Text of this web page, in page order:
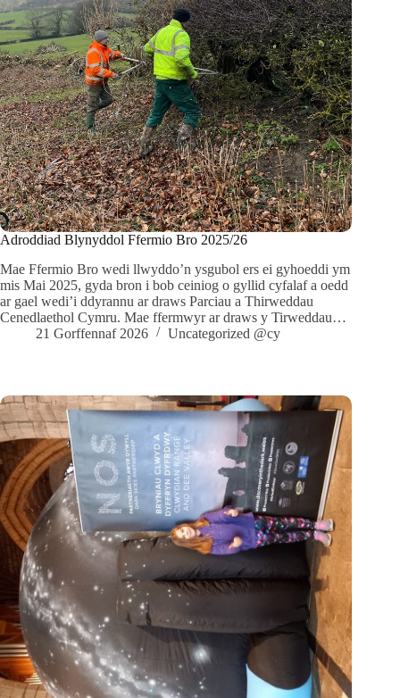
Adroddiad Blynyddol Ffermio Bro 2025/26
Mae Ffermio Bro wedi llwyddo’n ysgubol ers ei gyhoeddi ym
mis Mai 2025, gyda bron i bob ceiniog o gyllid cyfalaf a oedd
ar gael wedi’i ddyrannu ar draws Parciau a Thirweddau
Cenedlaethol Cymru. Mae ffermwyr ar draws y Tirweddau…
21 Gorffennaf 2026
Uncategorized @cy